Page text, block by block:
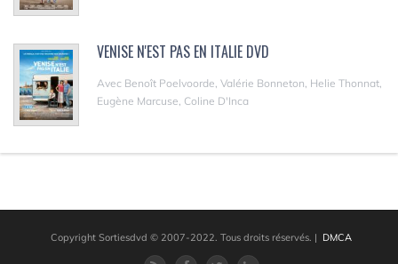
VENISE N'EST PAS EN ITALIE DVD
Avec Benoît Poelvoorde, Valérie Bonneton, Helie Thonnat,
Eugène Marcuse, Coline D'Inca
Copyright Sortiesdvd © 2007-2022. Tous droits réservés. | DMCA